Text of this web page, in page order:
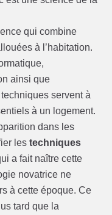
qui combine
à l’habitation.
ainsi que
techniques servent à
à un logement.
dans les
lestechniques
a fait naître cette
novatrice ne
à cette époque. Ce
tard que la